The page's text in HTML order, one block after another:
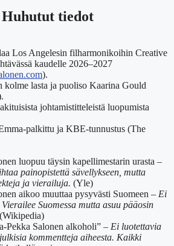
Huhutut tiedot
Los Angelesin filharmonikoihin Creative
kaudelle 2026–2027
).
kolme lasta ja puoliso Kaarina Gould
johtamistitteleistä luopumista
palkittu ja KBE-tunnustus (The
luopuu täysin kapellimestarin urasta –
painopistettä sävellykseen, mutta
ja vierailuja. (Yle)
aikoo muuttaa pysyvästi Suomeen – Ei
Suomessa mutta asuu pääosin
(Wikipedia)
Pekka Salonen alkoholi” – Ei luotettavia
kommentteja aiheesta. Kaikki